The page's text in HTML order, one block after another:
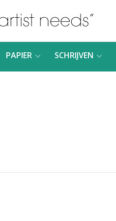
PAPIER SCHRIJVEN